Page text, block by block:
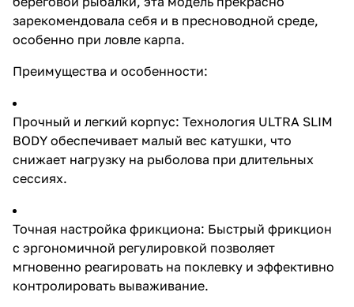
с эргономичной регулировкой
позволяет мгновенно
реагировать на поклевку и
вываживание. Плавный ход и
гарантирует мягкое вращение и
увеличенный срок службы
катушки. Идеальная укладка
лески: Медленное продольное
колебание шпули с 24
обеспечивает ровную намотку,
что способствует дальним и
точным забросам. Усиленная
конструкция: Шток диаметром 6
мм из нержавеющей стали и
стальной бесконечный винт
повышают надежность и
зарекомендовала себя и в пресноводной среде,
особенно при ловле карпа.
Преимущества и особенности:
Прочный и легкий корпус: Технология ULTRA SLIM
BODY обеспечивает малый вес катушки, что
снижает нагрузку на рыболова при длительных
сессиях.
Точная настройка фрикциона: Быстрый фрикцион
с эргономичной регулировкой позволяет
мгновенно реагировать на поклевку и эффективно
контролировать вываживание.